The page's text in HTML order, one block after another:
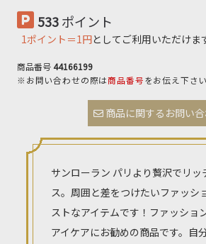
533ポイント
1ポイント＝1円としてご利用いただけま
商品番号44166199
※お問い合わせの際は商品番号をお伝え下さい
商品に関するお問い
サンローラン パリより贅沢でリッ
ス。周囲と差をつけたいファッシ
ストなアイテムです！ファッショ
アイケアにお勧めの商品です。自